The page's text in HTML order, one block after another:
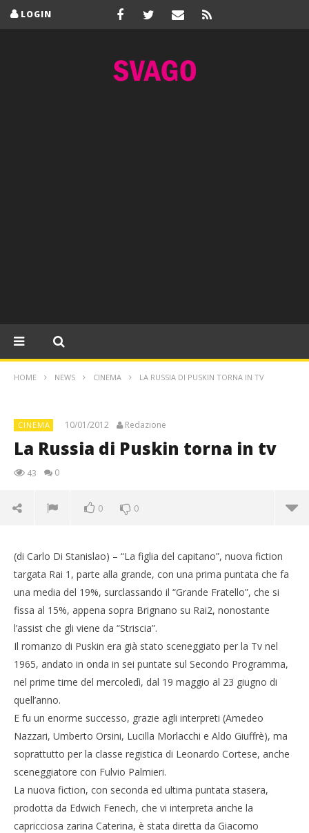
LOGIN
HOME NEWS CINEMA LA RUSSIA DI PUSKIN TORNA IN TV
CINEMA 10/01/2012 Redazione
La Russia di Puskin torna in tv
43 0
0 0
10/01/2012
Redazione
(di Carlo Di Stanislao) – “La figlia del capitano”, nuova fiction
targata Rai 1, parte alla grande, con una prima puntata che fa
una media del 19%, surclassando il “Grande Fratello”, che si
fissa al 15%, appena sopra Brignano su Rai2, nonostante
l’assist che gli viene da “Striscia”.
Il romanzo di Puskin era già stato sceneggiato per la Tv nel
1965, andato in onda in sei puntate sul Secondo Programma,
nel prime time del mercoledì, dal 19 maggio al 23 giugno di
quell’anno.
E fu un enorme successo, grazie agli interpreti (Amedeo
Nazzari, Umberto Orsini, Lucilla Morlacchi e Aldo Giuffrè), ma
soprattutto per la classe registica di Leonardo Cortese, anche
sceneggiatore con Fulvio Palmieri.
La nuova fiction, con seconda ed ultima puntata stasera,
prodotta da Edwich Fenech, che vi interpreta anche la
capricciosa zarina Caterina, è stata diretta da Giacomo